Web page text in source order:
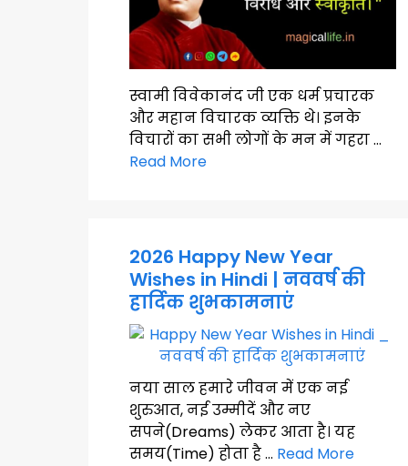
स्वामी विवेकानंद जी एक धर्म प्रचारक
और महान विचारक व्यक्ति थे। इनके
विचारों का सभी लोगों के मन में गहरा …
Read More
2026 Happy New Year
Wishes in Hindi | नववर्ष की
हार्दिक शुभकामनाएं
नया साल हमारे जीवन में एक नई
शुरुआत, नई उम्मीदें और नए
सपने(Dreams) लेकर आता है। यह
समय(Time) होता है … Read More